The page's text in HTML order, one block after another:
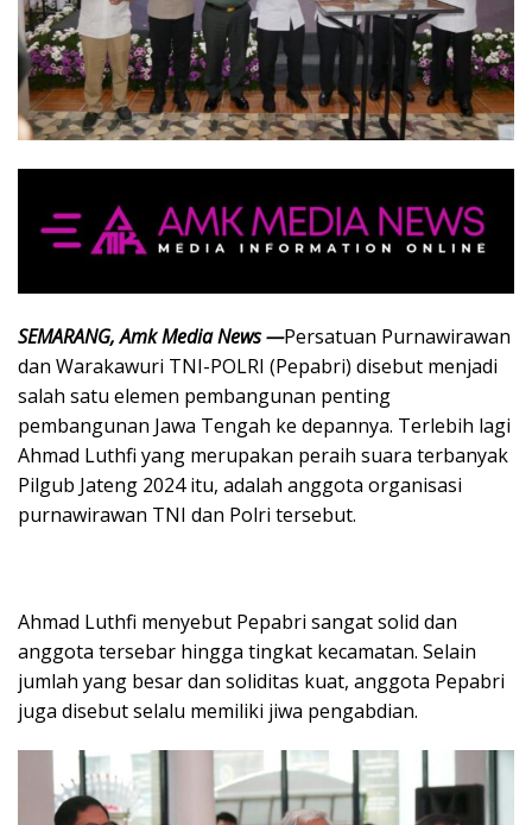
SEMARANG, Amk Media News —Persatuan Purnawirawan
dan Warakawuri TNI-POLRI (Pepabri) disebut menjadi
salah satu elemen pembangunan penting
pembangunan Jawa Tengah ke depannya. Terlebih lagi
Ahmad Luthfi yang merupakan peraih suara terbanyak
Pilgub Jateng 2024 itu, adalah anggota organisasi
purnawirawan TNI dan Polri tersebut.
Ahmad Luthfi menyebut Pepabri sangat solid dan
anggota tersebar hingga tingkat kecamatan. Selain
jumlah yang besar dan soliditas kuat, anggota Pepabri
juga disebut selalu memiliki jiwa pengabdian.